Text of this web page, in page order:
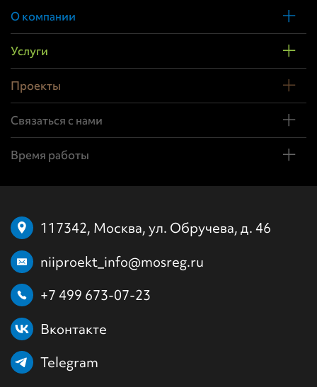
О компании
Услуги
Проекты
Связаться с нами
Время работы
117342, Москва, ул. Обручева, д. 46
niiproekt_info@mosreg.ru
+7 499 673-07-23
Вконтакте
Telegram